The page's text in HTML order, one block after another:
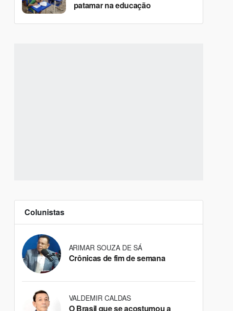
patamar na educação
Colunistas
ARIMAR SOUZA DE SÁ
Crônicas de fim de semana
VALDEMIR CALDAS
O Brasil que se acostumou a